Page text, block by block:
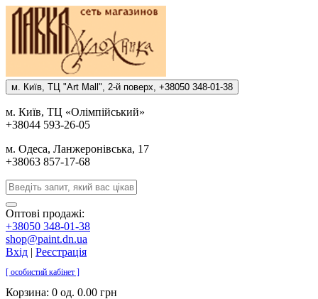
м. Киïв, ТЦ "Art Mall", 2-й поверх, +38050 348-01-38
м. Киïв, ТЦ «Олiмпiйський»
+38044 593-26-05
м. Одеса, Ланжеронiвська, 17
+38063 857-17-68
Оптові продажі:
+38050 348-01-38
shop@paint.dn.ua
Вхід | Реєстрація
[ особистий кабінет ]
Корзина: 0 од. 0.00 грн